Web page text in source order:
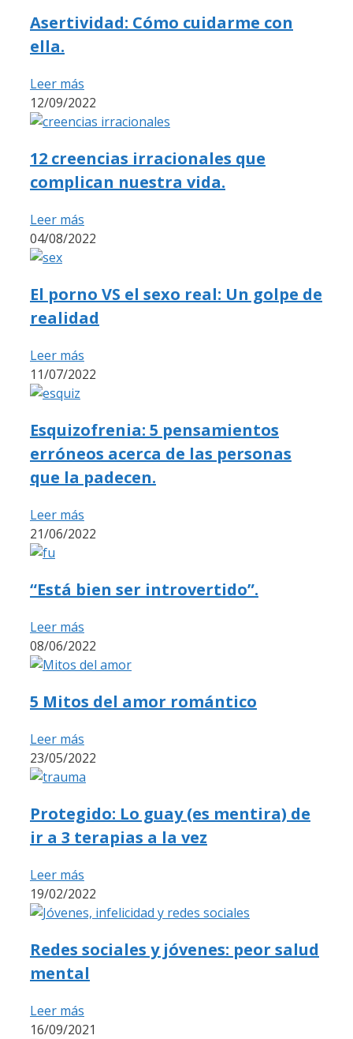
Asertividad: Cómo cuidarme con
ella.
Leer más
12/09/2022
12 creencias irracionales que
complican nuestra vida.
Leer más
04/08/2022
El porno VS el sexo real: Un golpe de
realidad
Leer más
11/07/2022
Esquizofrenia: 5 pensamientos
erróneos acerca de las personas
que la padecen.
Leer más
21/06/2022
“Está bien ser introvertido”.
Leer más
08/06/2022
5 Mitos del amor romántico
Leer más
23/05/2022
Protegido: Lo guay (es mentira) de
ir a 3 terapias a la vez
Leer más
19/02/2022
Redes sociales y jóvenes: peor salud
mental
Leer más
16/09/2021